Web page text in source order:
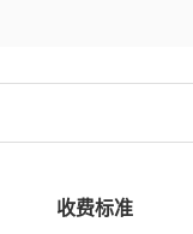
收费标准